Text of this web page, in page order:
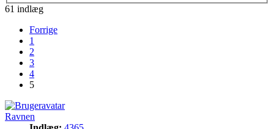
61 indlæg
Forrige
1
2
3
4
5
Ravnen